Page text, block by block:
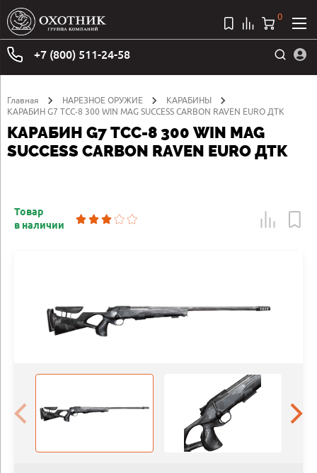
+7 (800) 511-24-58
0
Главная НАРЕЗНОЕ ОРУЖИЕ
КАРАБИНЫ
КАРАБИН G7 ТСС-8 300 WIN MAG SUCCESS CARBON RAVEN EURO ДТК
КАРАБИН G7 ТСС-8 300 WIN MAG
SUCCESS CARBON RAVEN EURO ДТК
Товар
в наличии